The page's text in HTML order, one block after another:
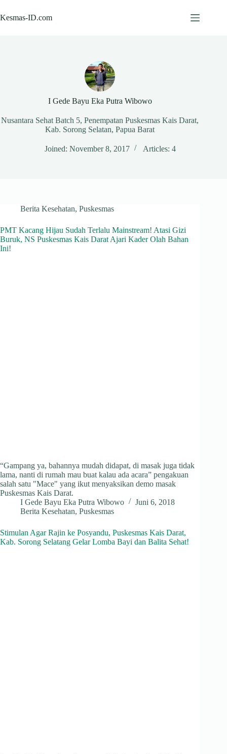
to
content
Kesmas-ID.com
I Gede Bayu Eka Putra Wibowo
Nusantara Sehat Batch 5, Penempatan Puskesmas Kais Darat,
Kab. Sorong Selatan, Papua Barat
Joined: November 8, 2017 Articles: 4
Berita Kesehatan, Puskesmas
PMT Kacang Hijau Sudah Terlalu Mainstream! Atasi Gizi
Buruk, NS Puskesmas Kais Darat Ajari Kader Olah Bahan
Ini!
“Gampang ya, bahannya mudah didapat, di masak juga tidak
lama, nanti di rumah mau buat kalau ada acara” pengakuan
salah satu "Mace" yang ikut menyaksikan demo masak
Puskesmas Kais Darat.
I Gede Bayu Eka Putra Wibowo
Juni 6, 2018
Berita Kesehatan, Puskesmas
Stimulan Agar Rajin ke Posyandu, Puskesmas Kais Darat,
Kab. Sorong Selatang Gelar Lomba Bayi dan Balita Sehat!